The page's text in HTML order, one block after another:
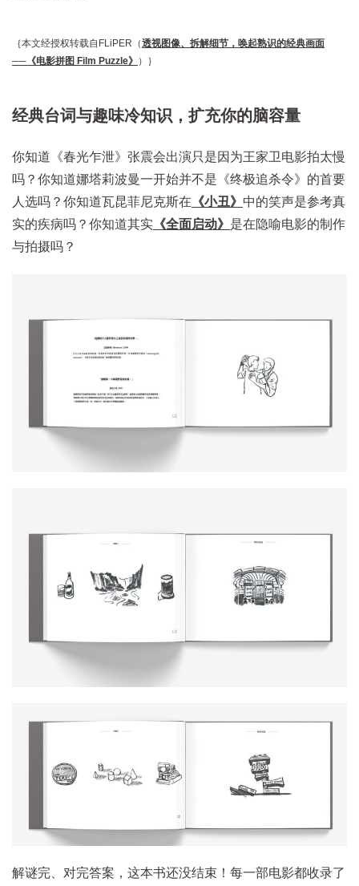
｛本文经授权转载自FLiPER（透视图像、拆解细节，唤起熟识的经典画面
──《电影拼图 Film Puzzle》 ）｝
经典台词与趣味冷知识，扩充你的脑容量
你知道《春光乍泄》张震会出演只是因为王家卫电影拍太慢
吗？你知道娜塔莉波曼一开始并不是《终极追杀令》的首要
人选吗？你知道瓦昆菲尼克斯在 《小丑》 中的笑声是参考真
实的疾病吗？你知道其实 《全面启动》 是在隐喻电影的制作
与拍摄吗？
解谜完、对完答案，这本书还没结束！每一部电影都收录了